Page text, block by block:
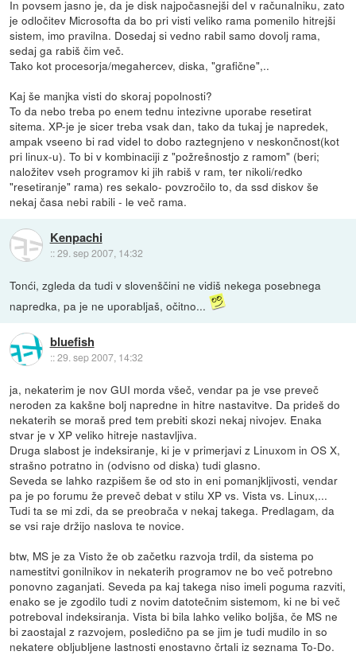
In povsem jasno je, da je disk najpočasnejši del v računalniku, zato
je odločitev Microsofta da bo pri visti veliko rama pomenilo hitrejši
sistem, imo pravilna. Dosedaj si vedno rabil samo dovolj rama,
sedaj ga rabiš čim več.
Tako kot procesorja/megahercev, diska, "grafične",..
Kaj še manjka visti do skoraj popolnosti?
To da nebo treba po enem tednu intezivne uporabe resetirat
sitema. XP-je je sicer treba vsak dan, tako da tukaj je napredek,
ampak vseeno bi rad videl to dobo raztegnjeno v neskončnost(kot
pri linux-u). To bi v kombinaciji z "požrešnostjo z ramom" (beri;
naložitev vseh programov ki jih rabiš v ram, ter nikoli/redko
"resetiranje" rama) res sekalo- povzročilo to, da ssd diskov še
nekaj časa nebi rabili - le več rama.
Kenpachi
::29. sep 2007, 14:32
Tonći, zgleda da tudi v slovenščini ne vidiš nekega posebnega
napredka, pa je ne uporabljaš, očitno...
bluefish
::29. sep 2007, 14:32
ja, nekaterim je nov GUI morda všeč, vendar pa je vse preveč
neroden za kakšne bolj napredne in hitre nastavitve. Da prideš do
nekaterih se moraš pred tem prebiti skozi nekaj nivojev. Enaka
stvar je v XP veliko hitreje nastavljiva.
Druga slabost je indeksiranje, ki je v primerjavi z Linuxom in OS X,
strašno potratno in (odvisno od diska) tudi glasno.
Seveda se lahko razpišem še od sto in eni pomanjkljivosti, vendar
pa je po forumu že preveč debat v stilu XP vs. Vista vs. Linux,...
Tudi ta se mi zdi, da se preobrača v nekaj takega. Predlagam, da
se vsi raje držijo naslova te novice.
btw, MS je za Visto že ob začetku razvoja trdil, da sistema po
namestitvi gonilnikov in nekaterih programov ne bo več potrebno
ponovno zaganjati. Seveda pa kaj takega niso imeli poguma razviti,
enako se je zgodilo tudi z novim datotečnim sistemom, ki ne bi več
potreboval indeksiranja. Vista bi bila lahko veliko boljša, če MS ne
bi zaostajal z razvojem, posledično pa se jim je tudi mudilo in so
nekatere obljubljene lastnosti enostavno črtali iz seznama To-Do.